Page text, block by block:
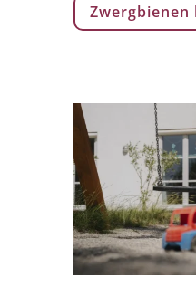
Zwergbienen